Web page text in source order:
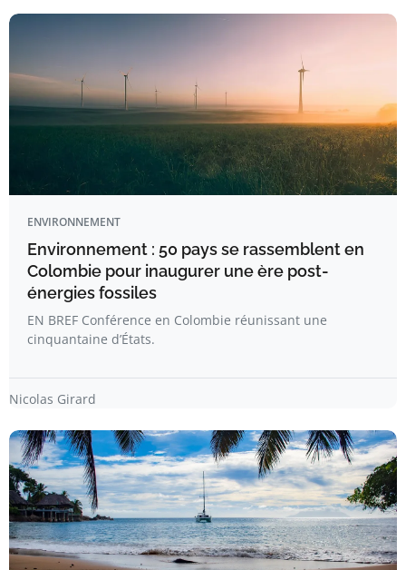
ENVIRONNEMENT
Environnement : 50 pays se rassemblent en
Colombie pour inaugurer une ère post-
énergies fossiles
EN BREF Conférence en Colombie réunissant une
cinquantaine d’États.
Nicolas Girard